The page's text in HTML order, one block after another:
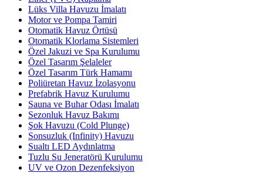
Lüks Villa Havuzu İmalatı
Motor ve Pompa Tamiri
Otomatik Havuz Örtüsü
Otomatik Klorlama Sistemleri
Özel Jakuzi ve Spa Kurulumu
Özel Tasarım Şelaleler
Özel Tasarım Türk Hamamı
Poliüretan Havuz İzolasyonu
Prefabrik Havuz Kurulumu
Sauna ve Buhar Odası İmalatı
Sezonluk Havuz Bakımı
Şok Havuzu (Cold Plunge)
Sonsuzluk (Infinity) Havuzu
Sualtı LED Aydınlatma
Tuzlu Su Jeneratörü Kurulumu
UV ve Ozon Dezenfeksiyon